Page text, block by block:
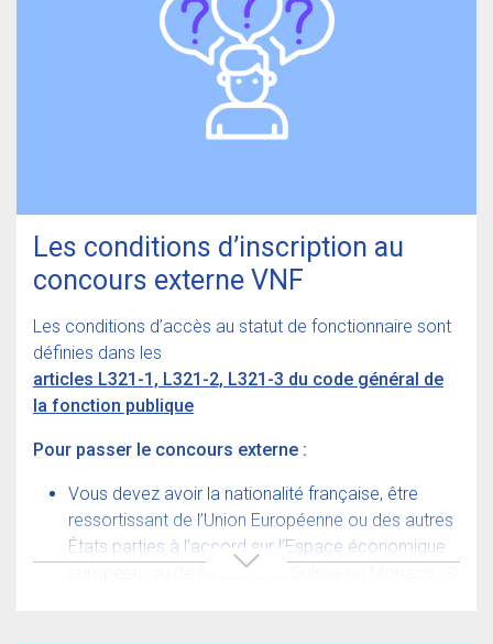
Les conditions d’inscription au
concours externe VNF
Les conditions d’accès au statut de fonctionnaire sont
définies dans les
articles L321-1, L321-2, L321-3 du code général de
la fonction publique
Pour passer le concours externe :
Vous devez avoir la nationalité française, être
ressortissant de l’Union Européenne ou des autres
États parties à l’accord sur l’Espace économique
européen, ou de l’Andorre, la Suisse ou Monaco. Si